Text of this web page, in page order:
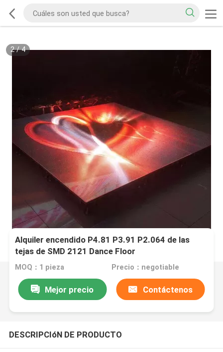
2/4
Alquiler encendido P4.81 P3.91 P2.064 de las
tejas de SMD 2121 Dance Floor
MOQ：1 pieza Precio：negotiable
Mejor precio Contáctenos
DESCRIPCIóN DE PRODUCTO